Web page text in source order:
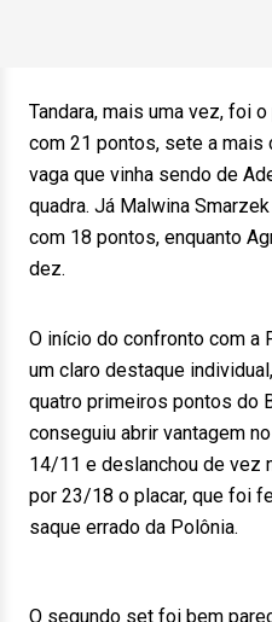
Tandara, mais uma vez, foi
com 21 pontos, sete a mais
vaga que vinha sendo de
quadra. Já Malwina
com 18 pontos, enquanto
dez.
O início do confronto com a
um claro destaque
quatro primeiros pontos do
conseguiu abrir vantagem
14/11 e deslanchou de vez
por 23/18 o placar, que foi
saque errado da Polônia.
O segundo set foi bem